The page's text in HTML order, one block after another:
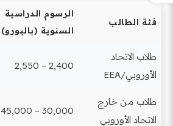
فئة الطالب
الرسوم الدراسية
السنوية (باليورو)
طلاب الاتحاد
الأوروبي/EEA
2,400 – 2,550
طلاب من خارج
الاتحاد الأوروبي
30,000 – 45,000